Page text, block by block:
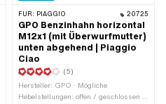
FÜR: PIAGGIO 20725
GPO Benzinhahn horizontal
M12x1 (mit Überwurfmutter)
unten abgehend | Piaggio
Ciao
(5)
Hersteller: GPO · Mögliche
Hebelstellungen: offen / geschlossen /